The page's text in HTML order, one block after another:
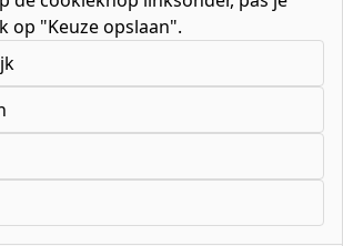
momenten bekend voor deze
op "Keuze opslaan".